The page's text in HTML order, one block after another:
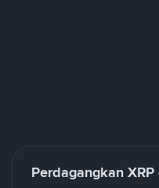
Perdagangkan